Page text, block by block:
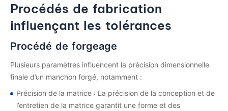
Procédés de fabrication
influençant les tolérances
Procédé de forgeage
Plusieurs paramètres influencent la précision dimensionnelle
finale d’un manchon forgé, notamment :
Précision de la matrice : La précision de la conception et de
l’entretien de la matrice garantit une forme et des